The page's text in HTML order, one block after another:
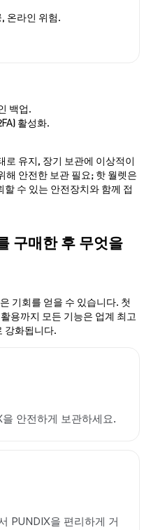
온라인 위험.
백업.
활성화.
로 유지, 장기 보관에 이상적이
해 안전한 보관 필요; 핫 월렛은
수 있는 안전장치와 함께 접
구매한 후 무엇을
기회를 얻을 수 있습니다. 첫
용까지 모든 기능은 업계 최고
강화됩니다.
안전하게 보관하세요.
PUNDIX을 편리하게 거